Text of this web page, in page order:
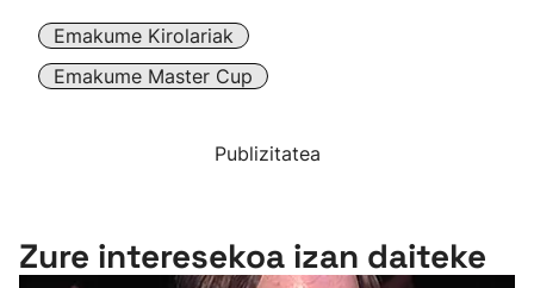
"Helmuga"
Emakume Kirolariak
Emakume Master Cup
Publizitatea
Zure interesekoa izan daiteke